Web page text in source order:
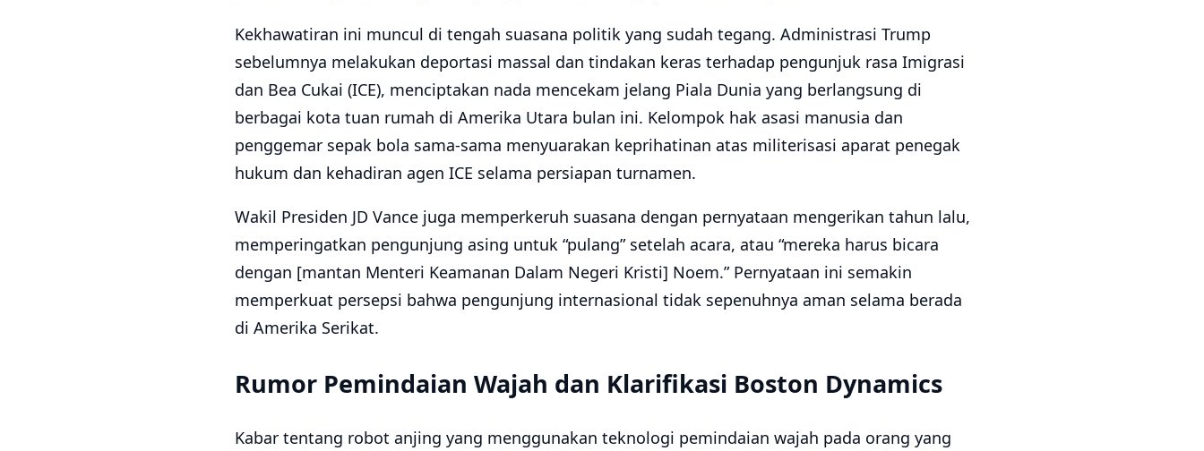
Kekhawatiran ini muncul di tengah suasana politik yang sudah tegang. Administrasi Trump
sebelumnya melakukan deportasi massal dan tindakan keras terhadap pengunjuk rasa Imigrasi
dan Bea Cukai (ICE), menciptakan nada mencekam jelang Piala Dunia yang berlangsung di
berbagai kota tuan rumah di Amerika Utara bulan ini. Kelompok hak asasi manusia dan
penggemar sepak bola sama-sama menyuarakan keprihatinan atas militerisasi aparat penegak
hukum dan kehadiran agen ICE selama persiapan turnamen.
Wakil Presiden JD Vance juga memperkeruh suasana dengan pernyataan mengerikan tahun lalu,
memperingatkan pengunjung asing untuk “pulang” setelah acara, atau “mereka harus bicara
dengan [mantan Menteri Keamanan Dalam Negeri Kristi] Noem.” Pernyataan ini semakin
memperkuat persepsi bahwa pengunjung internasional tidak sepenuhnya aman selama berada
di Amerika Serikat.
Rumor Pemindaian Wajah dan Klarifikasi Boston Dynamics
Kabar tentang robot anjing yang menggunakan teknologi pemindaian wajah pada orang yang